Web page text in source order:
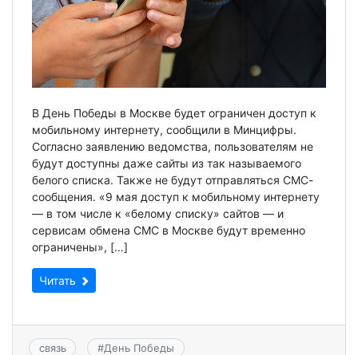
В День Победы в Москве будет ограничен доступ к
мобильному интернету, сообщили в Минцифры.
Согласно заявлению ведомства, пользователям не
будут доступны даже сайты из так называемого
белого списка. Также не будут отправляться СМС-
сообщения. «9 мая доступ к мобильному интернету
— в том числе к «белому списку» сайтов — и
сервисам обмена СМС в Москве будут временно
ограничены», […]
Читать
связь #День Победы